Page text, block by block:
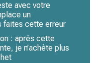
avec votre
un
faites cette erreur
: après cette
je n’achète plus